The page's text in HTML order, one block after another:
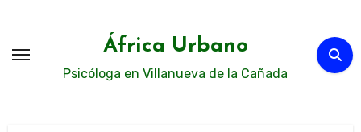
contenido
África Urbano
Psicóloga en Villanueva de la Cañada